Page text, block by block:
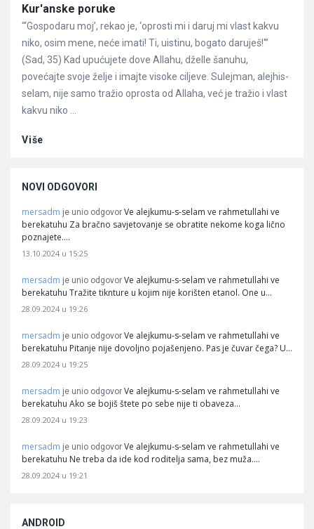
Članci
Kur'anske poruke
“‘Gospodaru moj’, rekao je, ‘oprosti mi i daruj mi vlast kakvu
niko, osim mene, neće imati! Ti, uistinu, bogato daruješ!'”
(Sad, 35) Kad upućujete dove Allahu, dželle šanuhu,
povećajte svoje želje i imajte visoke ciljeve. Sulejman, alejhis-
selam, nije samo tražio oprosta od Allaha, već je tražio i vlast
kakvu niko ...
Više
NOVI ODGOVORI
mersadm je unio odgovor Ve alejkumu-s-selam ve rahmetullahi ve
berekatuhu Za bračno savjetovanje se obratite nekome koga lično
poznajete.…
13.10.2024 u 15:25
mersadm je unio odgovor Ve alejkumu-s-selam ve rahmetullahi ve
berekatuhu Tražite tiknture u kojim nije korišten etanol. One u…
28.09.2024 u 19:26
mersadm je unio odgovor Ve alejkumu-s-selam ve rahmetullahi ve
berekatuhu Pitanje nije dovoljno pojašenjeno. Pas je čuvar čega? U…
28.09.2024 u 19:25
mersadm je unio odgovor Ve alejkumu-s-selam ve rahmetullahi ve
berekatuhu Ako se bojiš štete po sebe nije ti obaveza…
28.09.2024 u 19:23
mersadm je unio odgovor Ve alejkumu-s-selam ve rahmetullahi ve
berekatuhu Ne treba da ide kod roditelja sama, bez muža.…
28.09.2024 u 19:21
ANDROID